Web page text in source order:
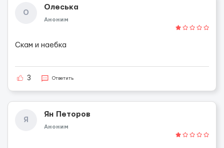
О
Олеська
Аноним
Скам и наебка
3 Ответить
Я
Ян Петоров
Аноним